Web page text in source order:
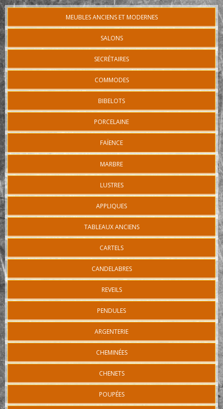
MEUBLES ANCIENS ET MODERNES
SALONS
SECRÉTAIRES
COMMODES
BIBELOTS
PORCELAINE
FAÏENCE
MARBRE
LUSTRES
APPLIQUES
TABLEAUX ANCIENS
CARTELS
CANDELABRES
REVEILS
PENDULES
ARGENTERIE
CHEMINÉES
CHENETS
POUPÉES